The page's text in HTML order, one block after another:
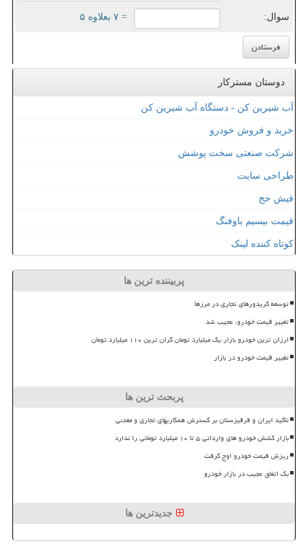
سوال: = ۷ بعلاوه ۵
دوستان مسترکار
آب شیرین کن - دستگاه آب شیرین کن
خرید و فروش خودرو
شرکت صنعتی سخت پوشش
طراحی سایت
فیش حج
قیمت بیسیم باوفنگ
کوتاه کننده لینک
پربیننده ترین ها
توسعه کریدورهای تجاری در مرزها
تغییر قیمت خودرو، عجیب شد
ارزان ترین خودرو بازار یک میلیارد تومان گران ترین ۱۱۰ میلیارد تومان
تغییر قیمت خودرو در بازار
پربحث ترین ها
تأکید ایران و قرقیزستان بر گسترش همکاریهای تجاری و معدنی
بازار کشش خودرو های وارداتی ۵ تا ۱۰ میلیارد تومانی را ندارد
ریزش قیمت خودرو اوج گرفت
بک اتفاق عجیب در بازار خودرو
جدیدترین ها